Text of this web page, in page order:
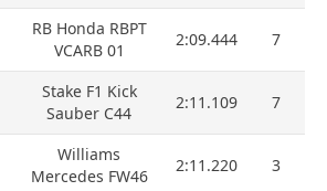
RB Honda RBPT
VCARB 01
2:09.444 7
Stake F1 Kick
Sauber C44
2:11.109 7
Williams
Mercedes FW46
2:11.220 3